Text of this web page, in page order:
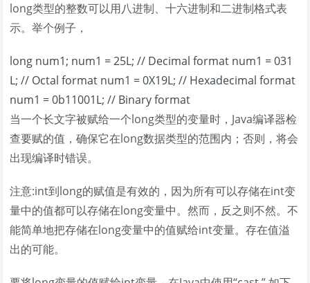
long类型的整数可以用八进制、十六进制和二进制格式表
示。举个例子，
long num1; num1 = 25L; // Decimal format num1 = 031
L; // Octal format num1 = 0X19L; // Hexadecimal format
num1 = 0b11001L; // Binary format
当一个长文字被赋给一个long类型的变量时，Java编译器检
查要赋的值，确保它在long数据类型的范围内；否则，将会
出现编译时错误。
注意:int到long的赋值是有效的，因为所有可以存储在int变
量中的值都可以存储在long变量中。然而，反之则不然。不
能简单地把存储在long变量中的值赋给int变量。存在值溢
出的可能。